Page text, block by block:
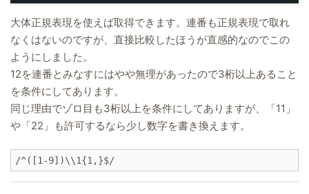
大体正規表現を使えば取得できます。連番も正規表現で取れ
なくはないのですが、直接比較したほうが直感的なのでこの
ようにしました。
12を連番とみなすにはやや無理があったので3桁以上あること
を条件にしてあります。
同じ理由でゾロ目も3桁以上を条件にしてありますが、「11」
や「22」も許可するなら少し数字を書き換えます。
/^([1-9])\\1{1,}$/